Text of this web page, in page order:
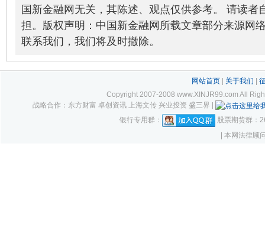
国新金融网无关，其陈述、观点仅供参考。 请读者
担。版权声明：中国新金融网所载文章部分来源网
联系我们，我们将及时撤除。
网站首页| 关于我们
Copyright 2007-2008 www.XINJR99.com All
战略合作：东方财富 卓创资讯 上海文传 兴业投资 盛三界 |
银行专用群：
股票期货群：
| 本网法律顾